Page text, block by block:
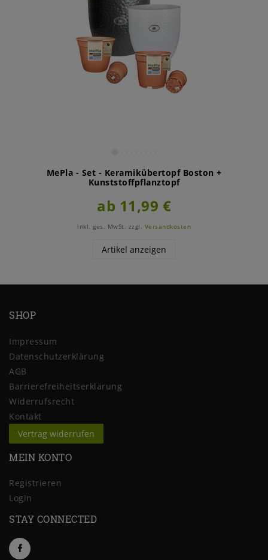
MePla - Set - Keramikübertopf Boston +
Kunststoffpflanztopf
ab 11,99 €
inkl. ges. MwSt. zzgl. Versandkosten
Artikel anzeigen
SHOP
Impressum
Daten­schutz­erklärung
AGB
Barrierefreiheitserklärung
Widerrufs­recht
Kontakt
Vertrag widerrufen
MEIN KONTO
Registrieren
Login
STAY CONNECTED